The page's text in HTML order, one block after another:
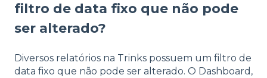
filtro de data fixo que não pode
ser alterado?
Diversos relatórios na Trinks possuem um filtro de
data fixo que não pode ser alterado. O Dashboard,